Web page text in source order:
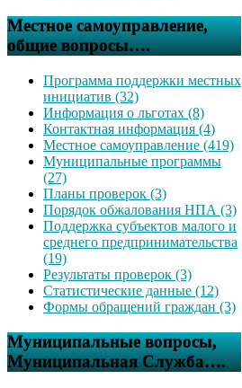
Местное самоуправление,
общие вопросы….
Программа поддержки местных
инициатив (32)
Информация о льготах (8)
Контактная информация (4)
Местное самоуправление (419)
Муниципальные программы
(27)
Планы проверок (3)
Порядок обжалования НПА (3)
Поддержка субъектов малого и
среднего предпринимательства
(19)
Результаты проверок (3)
Статистические данные (12)
Формы обращений граждан (3)
Муниципальные вопросы,
Муниципальная Служба….